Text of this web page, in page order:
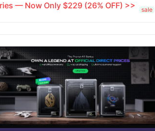
— Now Only $229 (26% OFF) >>
sale